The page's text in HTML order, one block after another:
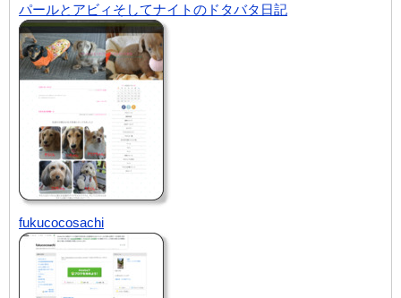
パールとアビィそしてナイトのドタバタ日記
fukucocosachi